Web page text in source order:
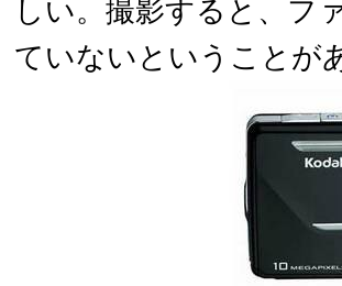
しい。撮影すると、フ
ていないということが